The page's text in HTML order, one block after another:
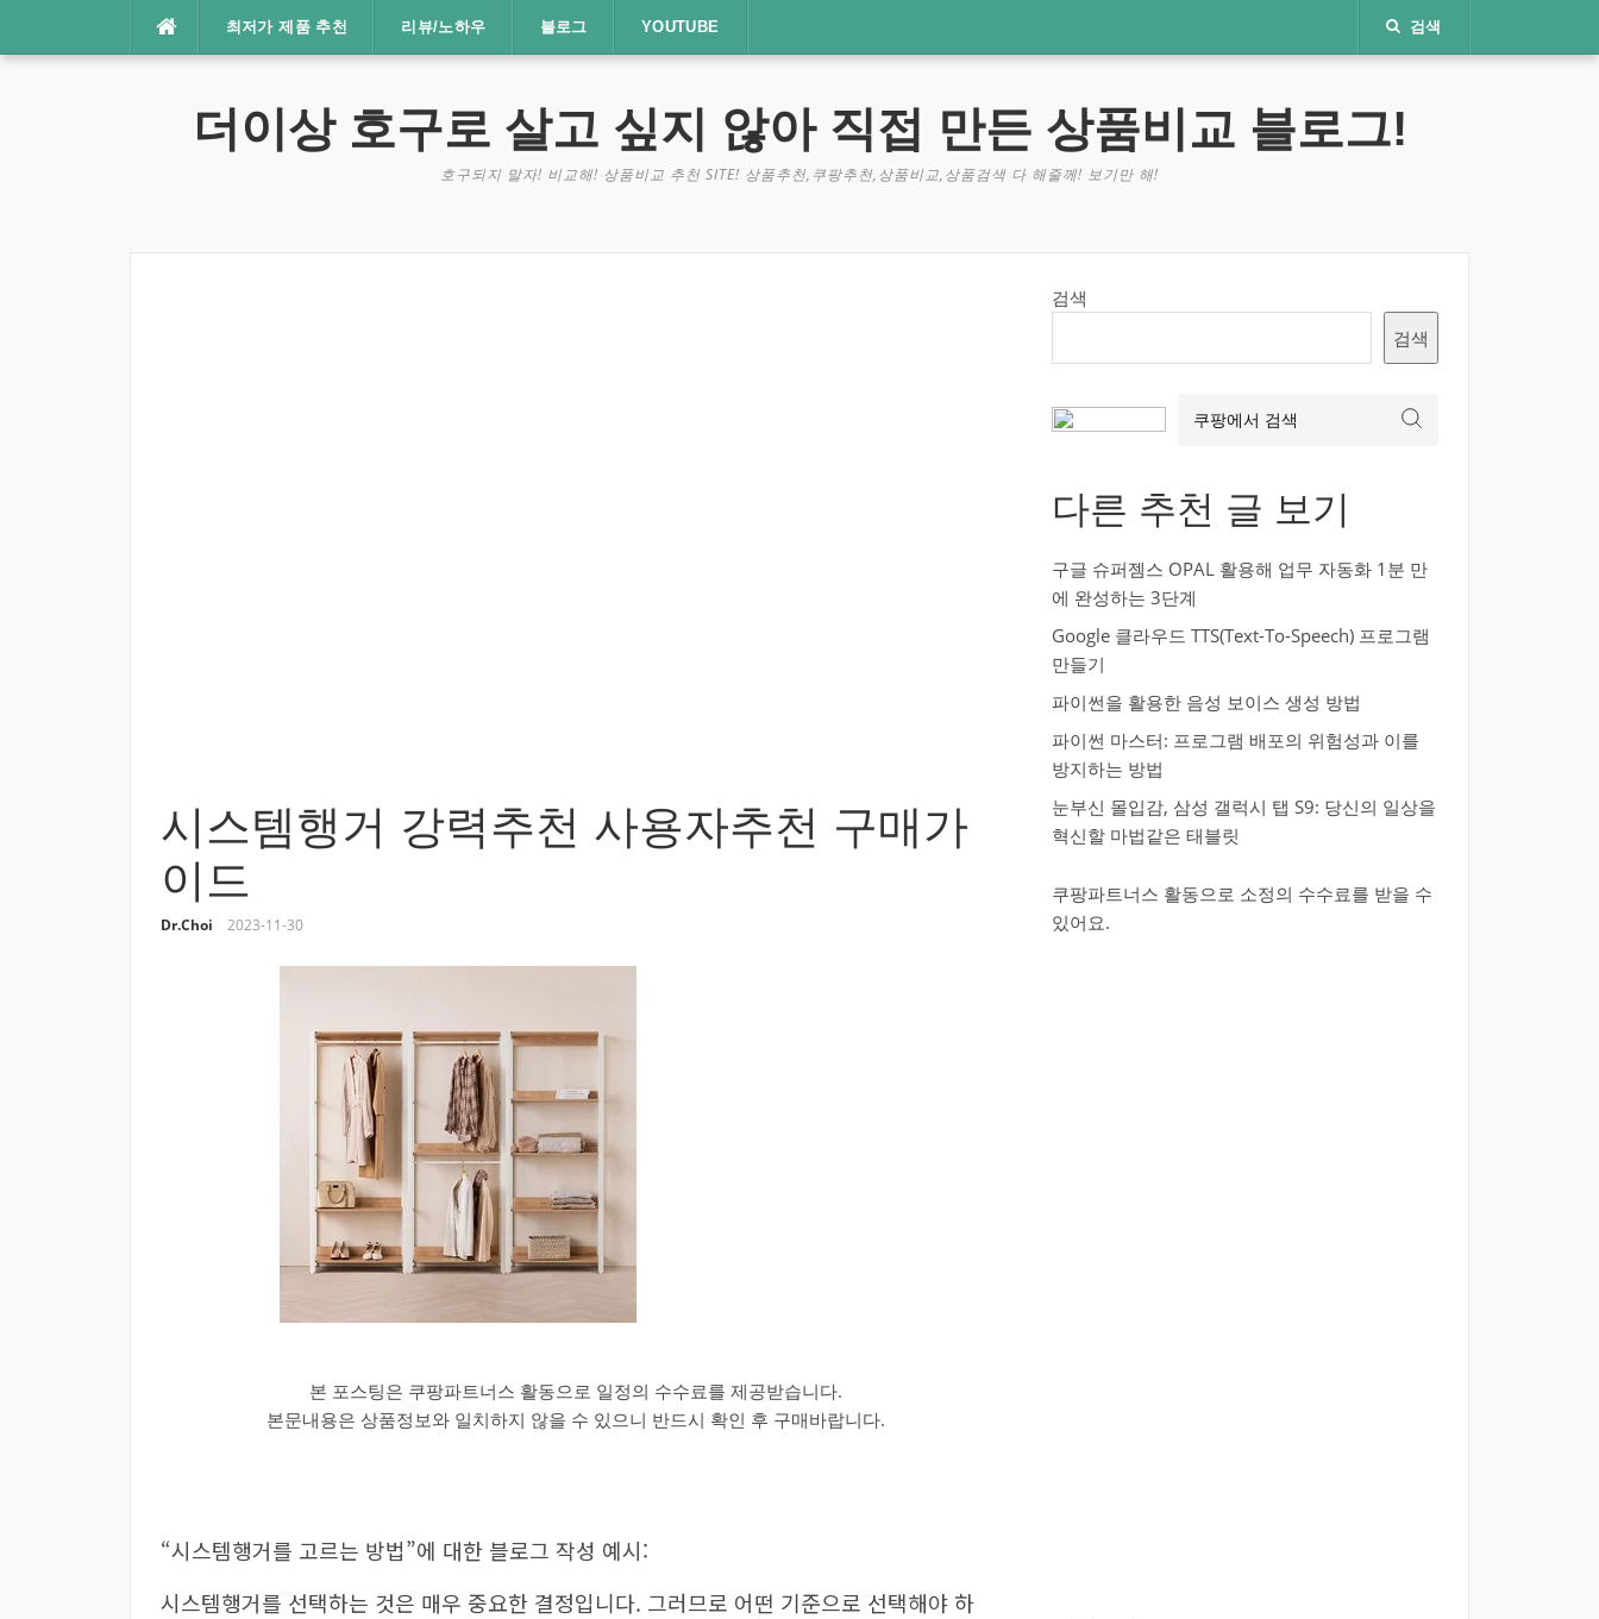
최저가 제품 추천 리뷰/노하우 블로그 YOUTUBE 검색
더이상 호구로 살고 싶지 않아 직접 만든 상품비교 블로그!
호구되지 말자! 비교해! 상품비교 추천 SITE! 상품추천,쿠팡추천,상품비교,상품검색 다 해줄께! 보기만 해!
시스템행거 강력추천 사용자추천 구매가
이드
Dr.Choi 2023-11-30
본 포스팅은 쿠팡파트너스 활동으로 일정의 수수료를 제공받습니다.
본문내용은 상품정보와 일치하지 않을 수 있으니 반드시 확인 후 구매바랍니다.
“시스템행거를 고르는 방법”에 대한 블로그 작성 예시:
시스템행거를 선택하는 것은 매우 중요한 결정입니다. 그러므로 어떤 기준으로 선택해야 하
검색
검색
다른 추천 글 보기
구글 슈퍼젬스 OPAL 활용해 업무 자동화 1분 만
에 완성하는 3단계
Google 클라우드 TTS(Text-To-Speech) 프로그램
만들기
파이썬을 활용한 음성 보이스 생성 방법
파이썬 마스터: 프로그램 배포의 위험성과 이를
방지하는 방법
눈부신 몰입감, 삼성 갤럭시 탭 S9: 당신의 일상을
혁신할 마법같은 태블릿
쿠팡파트너스 활동으로 소정의 수수료를 받을 수
있어요.